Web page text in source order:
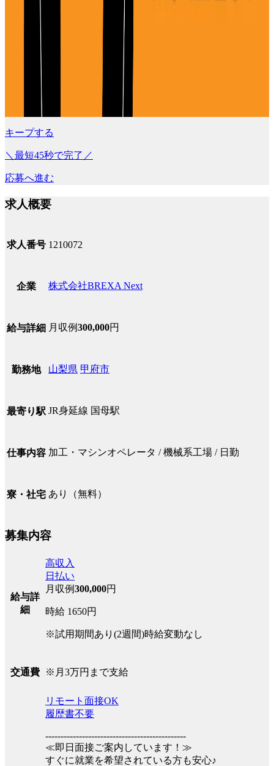
キープする
＼最短45秒で完了／
応募へ進む
求人概要
求人番号 1210072
企業 株式会社BREXA Next
給与詳細 月収例300,000円
勤務地 山梨県 甲府市
最寄り駅 JR身延線 国母駅
仕事内容 加工・マシンオペレータ / 機械系工場 / 日勤
寮・社宅 あり（無料）
募集内容
給与詳
細
高収入
日払い
月収例300,000円
時給 1650円
※試用期間あり(2週間)時給変動なし
交通費 ※月3万円まで支給
リモート面接OK
履歴書不要
----------------------------------------------
≪即日面接ご案内しています！≫
すぐに就業を希望されている方も安心♪